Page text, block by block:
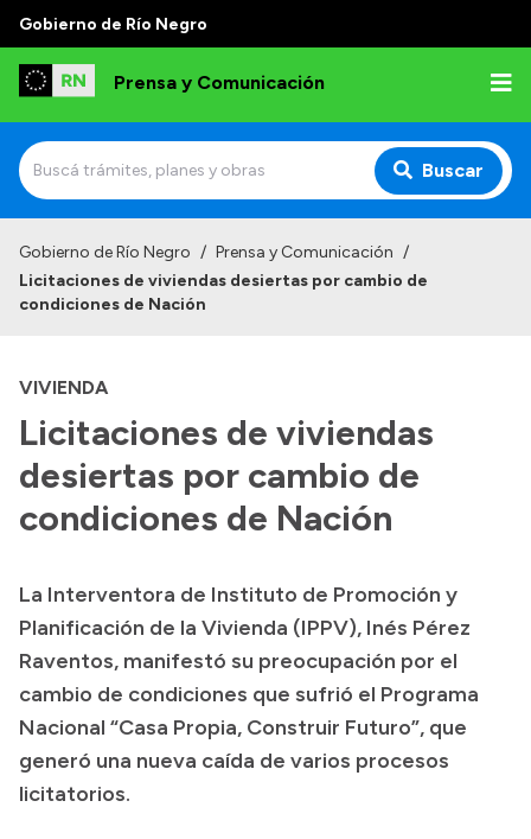
Gobierno de Río Negro
Prensa y Comunicación
Buscar
Institucional
Referentes de prensa
Archivo de noticias
Transparencia
Boletín Oficial
Compras y licitaciones
Consulta de expedientes
Consulta de pago a proveedores
Convocatorias
Intranet
Gobierno de Río Negro / Prensa y Comunicación /
Licitaciones de viviendas desiertas por cambio de
condiciones de Nación
VIVIENDA
Licitaciones de viviendas
desiertas por cambio de
condiciones de Nación
La Interventora de Instituto de Promoción y
Planificación de la Vivienda (IPPV), Inés Pérez
Raventos, manifestó su preocupación por el
cambio de condiciones que sufrió el Programa
Nacional “Casa Propia, Construir Futuro”, que
generó una nueva caída de varios procesos
licitatorios.